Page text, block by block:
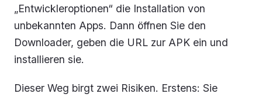
„Entwickleroptionen“ die Installation von
unbekannten Apps. Dann öffnen Sie den
Downloader, geben die URL zur APK ein und
installieren sie.
Dieser Weg birgt zwei Risiken. Erstens: Sie